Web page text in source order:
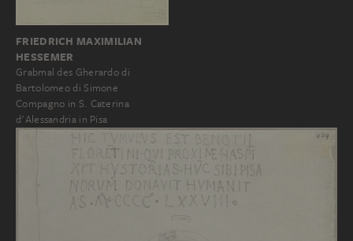
FRIEDRICH MAXIMILIAN
HESSEMER
Grabmal des Gherardo di
Bartolomeo di Simone
Compagno in S. Caterina
d'Alessandria in Pisa